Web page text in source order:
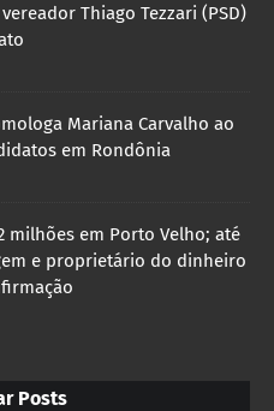
Thiago Tezzari (PSD)
Mariana Carvalho ao
em Rondônia
milhões em Porto Velho; até
e proprietário do dinheiro
Posts